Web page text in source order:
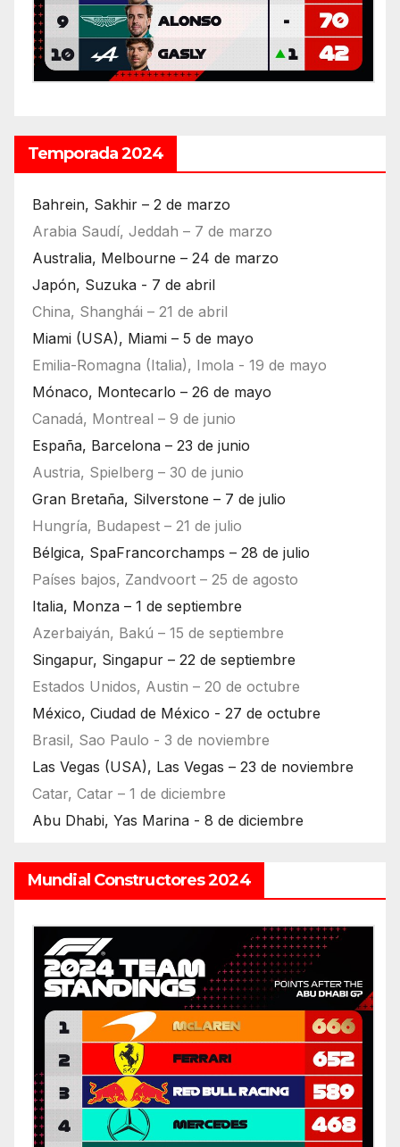
Temporada 2024
Bahrein, Sakhir – 2 de marzo
Arabia Saudí, Jeddah – 7 de marzo
Australia, Melbourne – 24 de marzo
Japón, Suzuka - 7 de abril
China, Shanghái – 21 de abril
Miami (USA), Miami – 5 de mayo
Emilia-Romagna (Italia), Imola - 19 de mayo
Mónaco, Montecarlo – 26 de mayo
Canadá, Montreal – 9 de junio
España, Barcelona – 23 de junio
Austria, Spielberg – 30 de junio
Gran Bretaña, Silverstone – 7 de julio
Hungría, Budapest – 21 de julio
Bélgica, SpaFrancorchamps – 28 de julio
Países bajos, Zandvoort – 25 de agosto
Italia, Monza – 1 de septiembre
Azerbaiyán, Bakú – 15 de septiembre
Singapur, Singapur – 22 de septiembre
Estados Unidos, Austin – 20 de octubre
México, Ciudad de México - 27 de octubre
Brasil, Sao Paulo - 3 de noviembre
Las Vegas (USA), Las Vegas – 23 de noviembre
Catar, Catar – 1 de diciembre
Abu Dhabi, Yas Marina - 8 de diciembre
Mundial Constructores 2024